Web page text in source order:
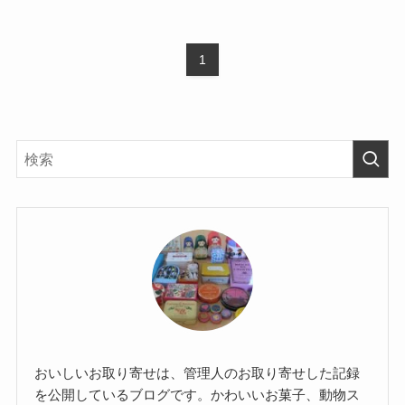
1
おいしいお取り寄せは、管理人のお取り寄せした記録
を公開しているブログです。かわいいお菓子、動物ス